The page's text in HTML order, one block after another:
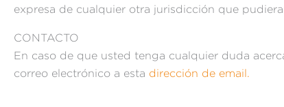
expresa de cualquier otra jurisdicción que
CONTACTO
En caso de que usted tenga cualquier duda
correo electrónico a esta dirección de email.